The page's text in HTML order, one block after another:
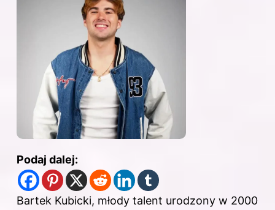
Podaj dalej:
Bartek Kubicki, młody talent urodzony w 2000